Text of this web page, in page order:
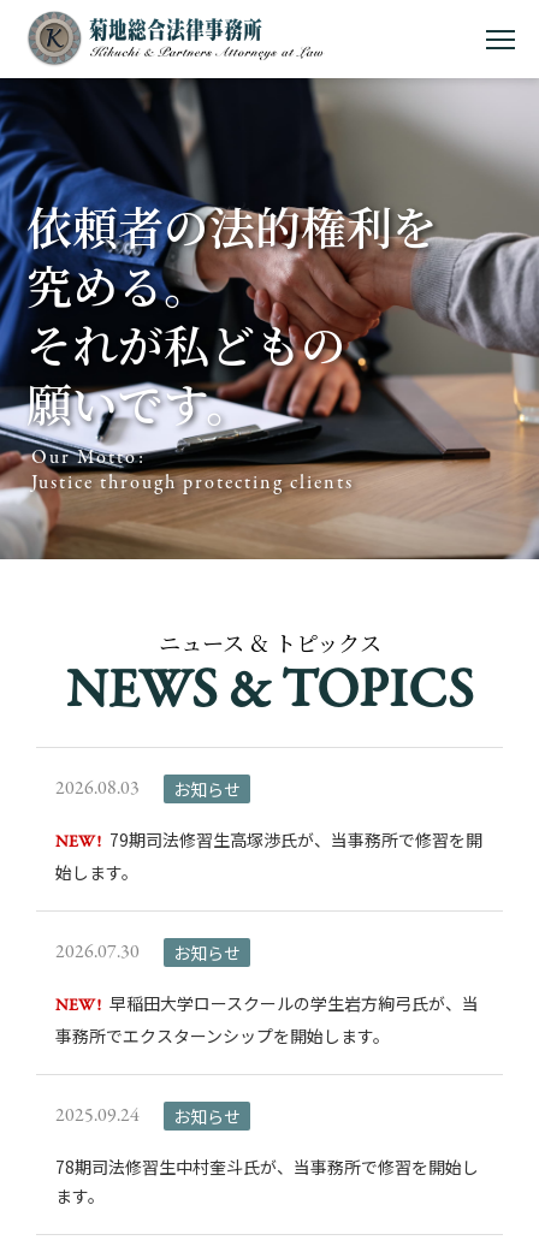
MENU
依頼者の法的権利を
究める。
それが私どもの
願いです。
Our Motto:
Justice through protecting clients
ニュース & トピックス
NEWS & TOPICS
2026.08.03 お知らせ
NEW! 79期司法修習生高塚渉氏が、当事務所で修習を開
始します。
2026.07.30 お知らせ
NEW! 早稲田大学ロースクールの学生岩方絢弓氏が、当
事務所でエクスターンシップを開始します。
2025.09.24 お知らせ
78期司法修習生中村奎斗氏が、当事務所で修習を開始し
ます。